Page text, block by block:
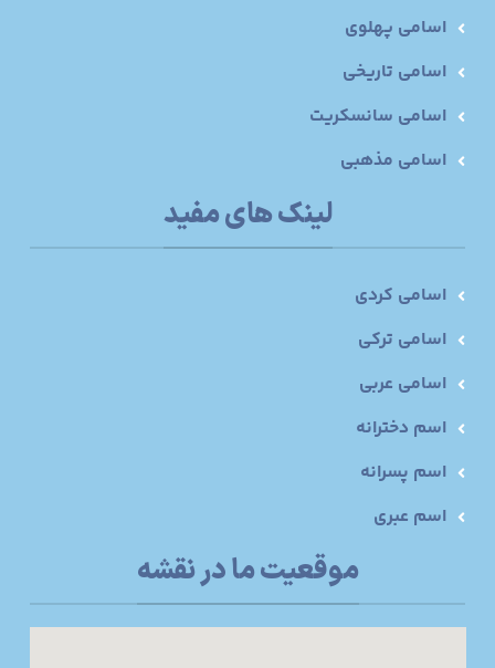
اسامی پهلوی
اسامی تاریخی
اسامی سانسکریت
اسامی مذهبی
لینک های مفید
اسامی کردی
اسامی ترکی
اسامی عربی
اسم دخترانه
اسم پسرانه
اسم عبری
موقعیت ما در نقشه